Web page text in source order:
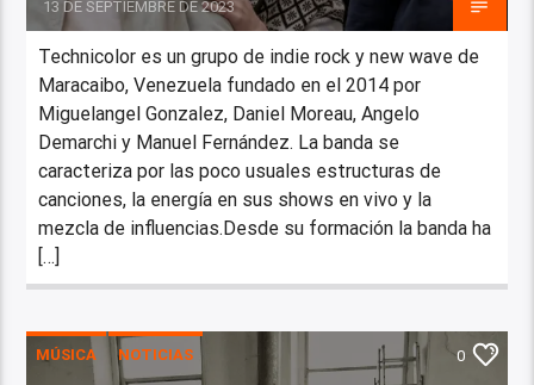
13 DE SEPTIEMBRE DE 2023
Technicolor es un grupo de indie rock y new wave de
Maracaibo, Venezuela fundado en el 2014 por
Miguelangel Gonzalez, Daniel Moreau, Angelo
Demarchi y Manuel Fernández. La banda se
caracteriza por las poco usuales estructuras de
canciones, la energía en sus shows en vivo y la
mezcla de influencias.Desde su formación la banda ha
[…]
MÚSICA NOTICIAS 0